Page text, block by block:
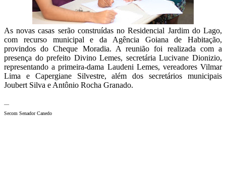
As novas casas serão construídas no Residencial Jardim do Lago,
com recurso municipal e da Agência Goiana de Habitação,
provindos do Cheque Moradia. A reunião foi realizada com a
presença do prefeito Divino Lemes, secretária Lucivane Dionizio,
representando a primeira-dama Laudeni Lemes, vereadores Vilmar
Lima e Capergiane Silvestre, além dos secretários municipais
Joubert Silva e Antônio Rocha Granado.
—
Secom Senador Canedo